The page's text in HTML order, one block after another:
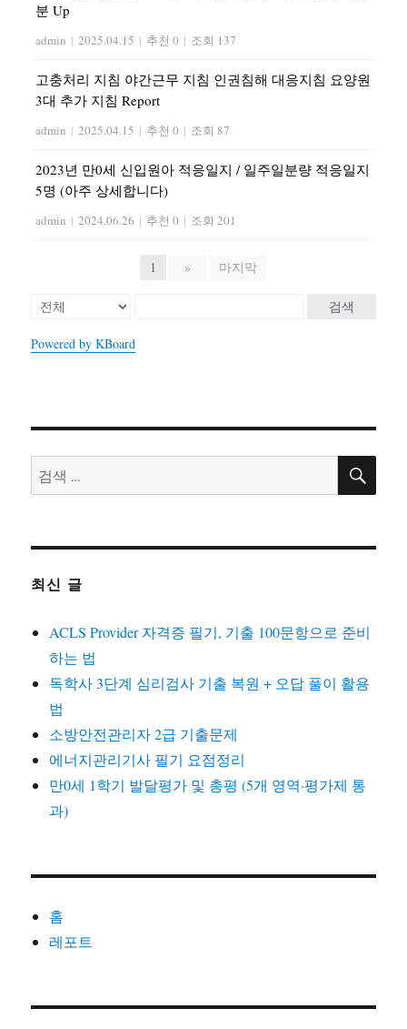
분 Up
admin | 2025.04.15 | 추천 0 | 조회 137
고충처리 지침 야간근무 지침 인권침해 대응지침 요양원
3대 추가 지침 Report
admin | 2025.04.15 | 추천 0 | 조회 87
2023년 만0세 신입원아 적응일지 / 일주일분량 적응일지
5명 (아주 상세합니다)
admin | 2024.06.26 | 추천 0 | 조회 201
1 » 마지막
검색
Powered by KBoard
검
색:
검
최신 글
ACLS Provider 자격증 필기, 기출 100문항으로 준비
하는 법
독학사 3단계 심리검사 기출 복원 + 오답 풀이 활용
법
소방안전관리자 2급 기출문제
에너지관리기사 필기 요점정리
만0세 1학기 발달평가 및 총평 (5개 영역·평가제 통
과)
홈
레포트